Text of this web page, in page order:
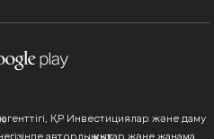
ҚР Инвестициялар және даму
авторлық құқықтар және жанама